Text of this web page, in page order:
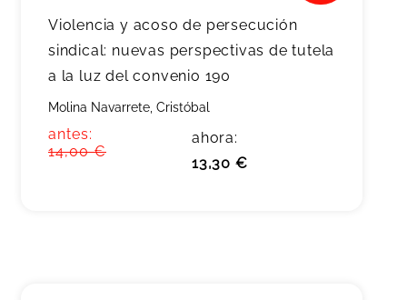
Violencia y acoso de persecución
sindical: nuevas perspectivas de tutela
a la luz del convenio 190
Molina Navarrete, Cristóbal
antes:
14,00 €
ahora:
13,30 €